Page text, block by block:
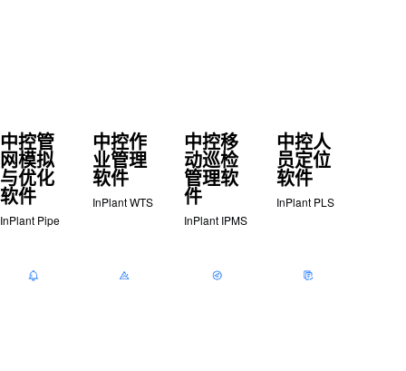
中控管
网模拟
与优化
软件
InPlant Pipe
中控作
业管理
软件
InPlant WTS
中控移
动巡检
管理软
件
InPlant IPMS
中控人
员定位
软件
InPlant PLS